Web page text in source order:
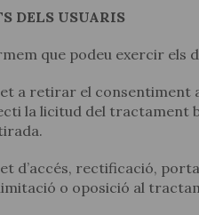
DELS USUARIS
que podeu exercir els
a retirar el consentiment
la licitud del tractament
d’accés, rectificació,
o oposició al